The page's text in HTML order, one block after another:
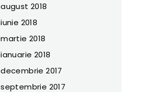
august 2018
iunie 2018
martie 2018
ianuarie 2018
decembrie 2017
septembrie 2017